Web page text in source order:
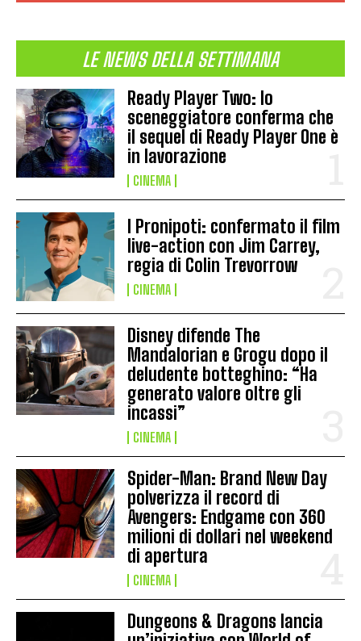
LE NEWS DELLA SETTIMANA
Ready Player Two: lo
sceneggiatore conferma che
il sequel di Ready Player One è
in lavorazione
CINEMA
I Pronipoti: confermato il film
live-action con Jim Carrey,
regia di Colin Trevorrow
CINEMA
Disney difende The
Mandalorian e Grogu dopo il
deludente botteghino: “Ha
generato valore oltre gli
incassi”
CINEMA
Spider-Man: Brand New Day
polverizza il record di
Avengers: Endgame con 360
milioni di dollari nel weekend
di apertura
CINEMA
Dungeons & Dragons lancia